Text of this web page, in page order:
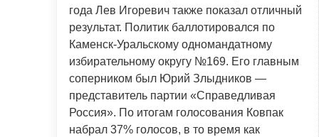
года Лев Игоревич также показал отличный
результат. Политик баллотировался по
Каменск-Уральскому одномандатному
избирательному округу №169. Его главным
соперником был Юрий Злыдников —
представитель партии «Справедливая
Россия». По итогам голосования Ковпак
набрал 37% голосов, в то время как